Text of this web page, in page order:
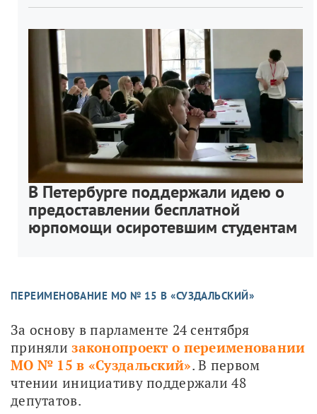
В Петербурге поддержали идею о
предоставлении бесплатной
юрпомощи осиротевшим студентам
ПЕРЕИМЕНОВАНИЕ МО № 15 В «СУЗДАЛЬСКИЙ»
За основу в парламенте 24 сентября
приняли законопроект о переименовании
МО № 15 в «Суздальский». В первом
чтении инициативу поддержали 48
депутатов.